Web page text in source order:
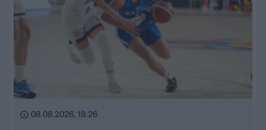
08.08.2026, 18:26